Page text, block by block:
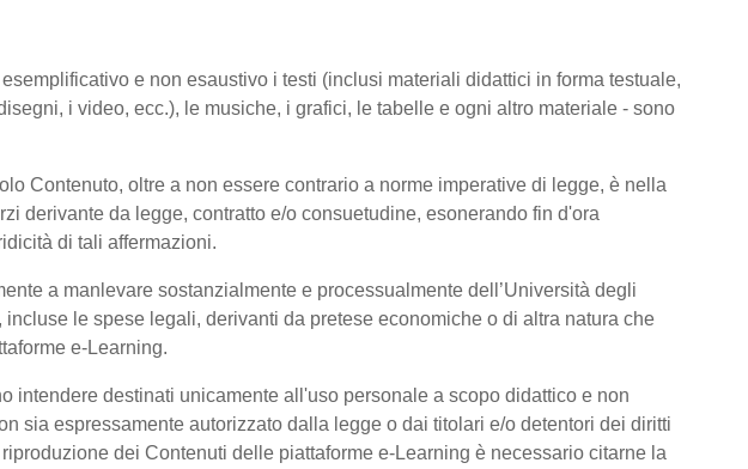
e non esaustivo i testi (inclusi materiali didattici in forma testuale,
i video, ecc.), le musiche, i grafici, le tabelle e ogni altro materiale - sono
Contenuto, oltre a non essere contrario a norme imperative di legge, è nella
derivante da legge, contratto e/o consuetudine, esonerando fin d'ora
di tali affermazioni.
a manlevare sostanzialmente e processualmente dell’Università degli
le spese legali, derivanti da pretese economiche o di altra natura che
e-Learning.
intendere destinati unicamente all'uso personale a scopo didattico e non
sia espressamente autorizzato dalla legge o dai titolari e/o detentori dei diritti
dei Contenuti delle piattaforme e-Learning è necessario citarne la